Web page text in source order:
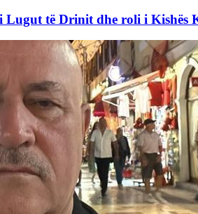
të Drinit dhe roli i Kishës